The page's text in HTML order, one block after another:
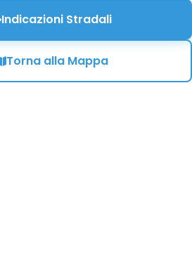
Indicazioni Stradali
Torna alla Mappa